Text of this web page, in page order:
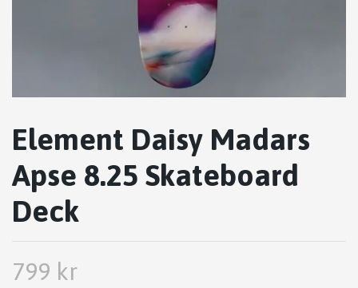
Element Daisy Madars
Apse 8.25 Skateboard
Deck
799 kr